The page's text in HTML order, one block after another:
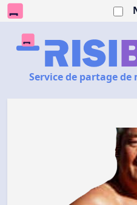
Service de partage